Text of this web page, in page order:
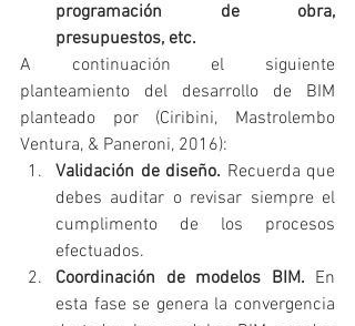
programación de obra,
presupuestos, etc.
A continuación el siguiente
planteamiento del desarrollo de BIM
planteado por (Ciribini, Mastrolembo
Ventura, & Paneroni, 2016):
Validación de diseño. Recuerda que
debes auditar o revisar siempre el
cumplimento de los procesos
efectuados.
Coordinación de modelos BIM. En
esta fase se genera la convergencia